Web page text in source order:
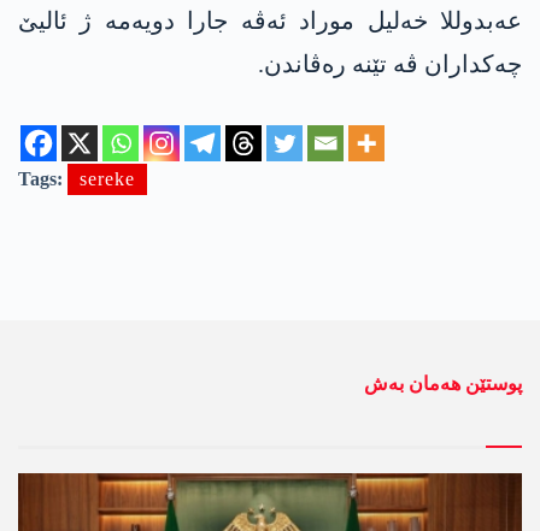
عەبدوللا خەلیل موراد ئەڤە جارا دویەمە ژ ئالیێ
چەکداران ڤە تێنە رەڤاندن.
Tags: sereke
پوستێن ھەمان بەش